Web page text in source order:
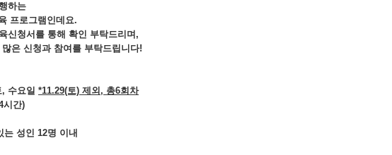
하는
프로그램인데요.
신청서를 통해 확인 부탁드리며,
은 신청과 참여를 부탁드립니다!
수요일 *11.29(토) 제외, 총6회차
간)
성인 12명 이내